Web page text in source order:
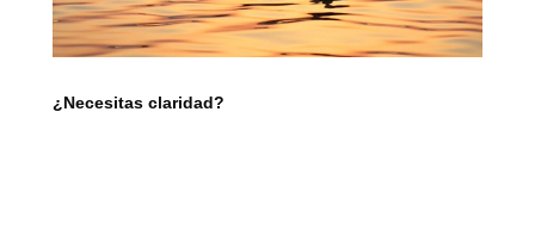
¿Necesitas claridad?